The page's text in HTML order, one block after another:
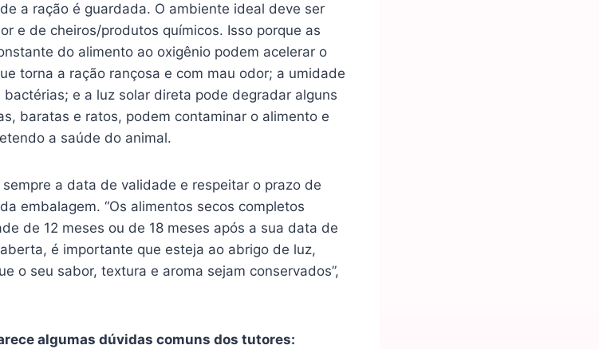
a ração é guardada. O ambiente ideal deve ser
e de cheiros/produtos químicos. Isso porque as
do alimento ao oxigênio podem acelerar o
torna a ração rançosa e com mau odor; a umidade
e a luz solar direta pode degradar alguns
baratas e ratos, podem contaminar o alimento e
a saúde do animal.
a data de validade e respeitar o prazo de
embalagem. “Os alimentos secos completos
de 12 meses ou de 18 meses após a sua data de
é importante que esteja ao abrigo de luz,
o seu sabor, textura e aroma sejam conservados”,
algumas dúvidas comuns dos tutores: